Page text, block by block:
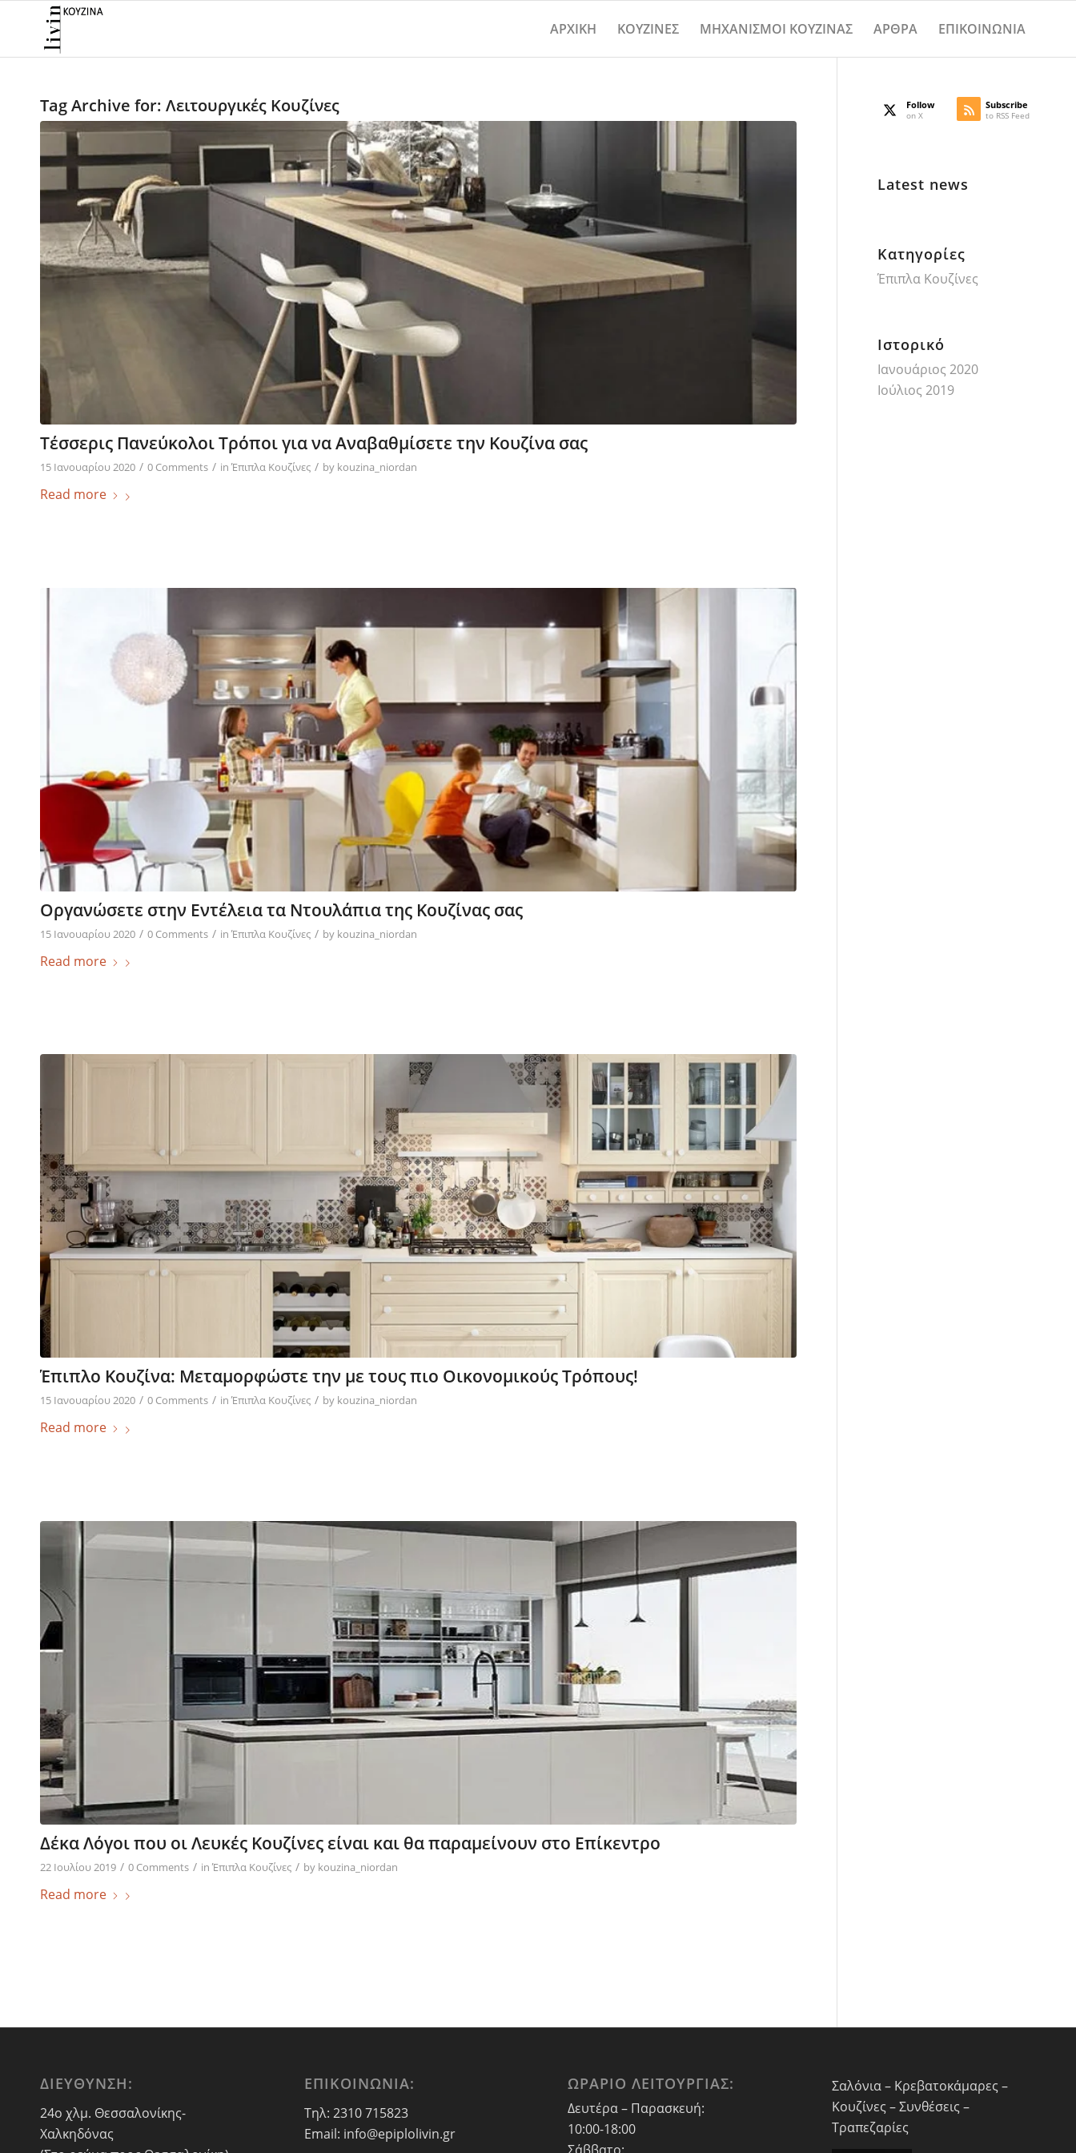
ΑΡΧΙΚΗ ΚΟΥΖΙΝΕΣ ΜΗΧΑΝΙΣΜΟΙ ΚΟΥΖΙΝΑΣ ΑΡΘΡΑ ΕΠΙΚΟΙΝΩΝΙΑ
Tag Archive for: Λειτουργικές Κουζίνες
Τέσσερις Πανεύκολοι Τρόποι για να Αναβαθμίσετε την Κουζίνα σας
15 Ιανουαρίου 2020 / 0 Comments / in Έπιπλα Κουζίνες / by kouzina_niordan
Read more
Οργανώσετε στην Εντέλεια τα Ντουλάπια της Κουζίνας σας
15 Ιανουαρίου 2020 / 0 Comments / in Έπιπλα Κουζίνες / by kouzina_niordan
Read more
Έπιπλο Κουζίνα: Μεταμορφώστε την με τους πιο Οικονομικούς Τρόπους!
15 Ιανουαρίου 2020 / 0 Comments / in Έπιπλα Κουζίνες / by kouzina_niordan
Read more
Δέκα Λόγοι που οι Λευκές Κουζίνες είναι και θα παραμείνουν στο Επίκεντρο
22 Ιουλίου 2019 / 0 Comments / in Έπιπλα Κουζίνες / by kouzina_niordan
Read more
Follow
on X
Subscribe
to RSS Feed
Latest news
Kατηγορίες
Έπιπλα Κουζίνες
Ιστορικό
Ιανουάριος 2020
Ιούλιος 2019
ΔΙΕΥΘΥΝΣΗ:
24ο χλμ. Θεσσαλονίκης-
Χαλκηδόνας
ΕΠΙΚΟΙΝΩΝΙΑ:
Τηλ: 2310 715823
Email: info@epiplolivin.gr
ΩΡΑΡΙΟ ΛΕΙΤΟΥΡΓΙΑΣ:
Δευτέρα – Παρασκευή:
10:00-18:00
Σαλόνια – Κρεβατοκάμαρες –
Κουζίνες – Συνθέσεις –
Τραπεζαρίες